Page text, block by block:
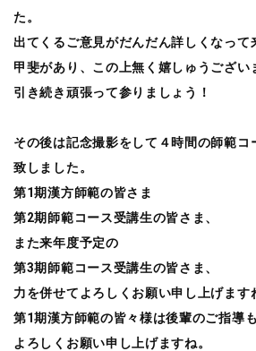
た。
出てくるご意見がだんだん詳しくなって
甲斐があり、この上無く嬉しゅうござい
引き続き頑張って参りましょう！
その後は記念撮影をして４時間の師範
致しました。
第1期漢方師範の皆さま
第2期師範コース受講生の皆さま、
また来年度予定の
第3期師範コース受講生の皆さま、
力を併せてよろしくお願い申し上げます
第1期漢方師範の皆々様は後輩のご指導
よろしくお願い申し上げますね。